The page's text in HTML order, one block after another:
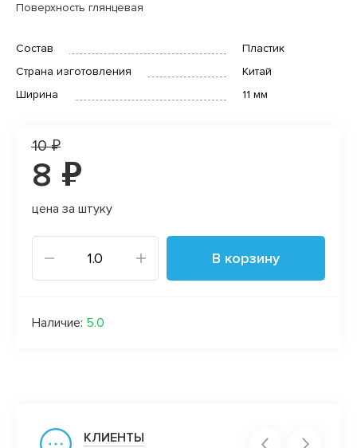
Поверхность глянцевая
Состав
Пластик
Страна изготовления
Китай
Ширина
11 мм
10 ₽
8 ₽
цена за штуку
В корзину
Наличие: 5.0
КЛИЕНТЫ